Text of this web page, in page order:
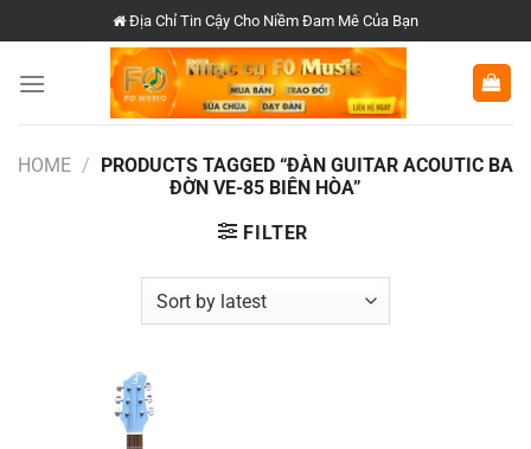
đến
nội
Địa Chỉ Tin Cậy Cho Niềm Đam Mê Của Bạn
HOME / PRODUCTS TAGGED “ĐÀN GUITAR ACOUTIC BA
ĐỜN VE-85 BIÊN HÒA”
FILTER